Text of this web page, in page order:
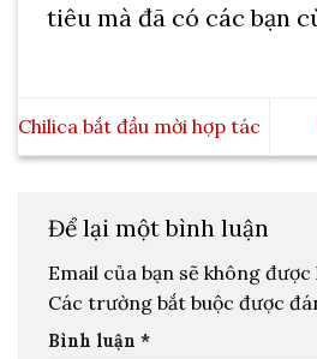
tiêu mà đã có các bạn
Chilica bắt đầu mời hợp tác
Để lại một bình luận
Email của bạn sẽ không
Các trường bắt buộc được
Bình luận *